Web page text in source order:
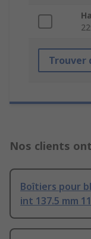
Trouver
Nos clients
Boîtiers pour
int 137.5 mm